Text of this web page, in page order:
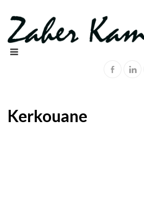
Kerkouane